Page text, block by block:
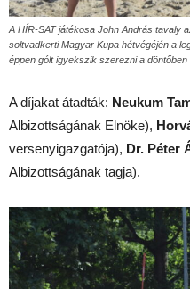
A HÍR-SAT játékosa John András tavaly
soltvadkerti Magyar Kupa hétvégéjén a
éppen gólt igyekszik szerezni a döntőben
A díjakat átadták: Neukum
Albizottságának Elnöke),
versenyigazgatója), Dr. Péter
Albizottságának tagja).